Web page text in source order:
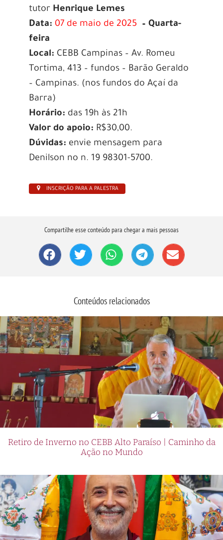
tutor Henrique Lemes
Data: 07 de maio de 2025 – Quarta-
feira
Local: CEBB Campinas – Av. Romeu
Tortima, 413 – fundos – Barão Geraldo
– Campinas. (nos fundos do Açaí da
Barra)
Horário: das 19h às 21h
Valor do apoio: R$30,00.
Dúvidas: envie mensagem para
Denilson no n. 19 98301-5700.
INSCRIÇÃO PARA A PALESTRA
Compartilhe esse conteúdo para chegar a mais pessoas
Conteúdos relacionados
Retiro de Inverno no CEBB Alto Paraíso | Caminho da
Ação no Mundo